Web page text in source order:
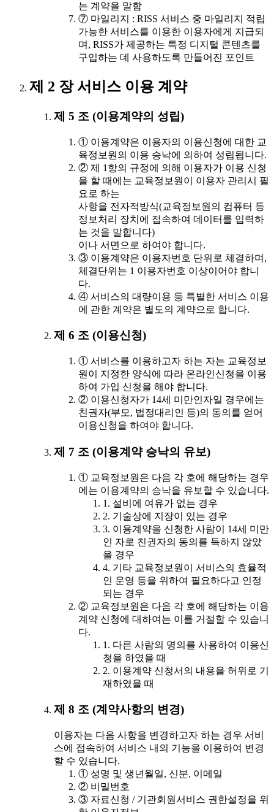
는 계약을 말함
⑦ 마일리지 : RISS 서비스 중 마일리지 적립
가능한 서비스를 이용한 이용자에게 지급되
며, RISS가 제공하는 특정 디지털 콘텐츠를
구입하는 데 사용하도록 만들어진 포인트
제 2 장 서비스 이용 계약
제 5 조 (이용계약의 성립)
① 이용계약은 이용자의 이용신청에 대한 교
육정보원의 이용 승낙에 의하여 성립됩니다.
② 제 1항의 규정에 의해 이용자가 이용 신청
을 할 때에는 교육정보원이 이용자 관리시 필
요로 하는
사항을 전자적방식(교육정보원의 컴퓨터 등
정보처리 장치에 접속하여 데이터를 입력하
는 것을 말합니다)
이나 서면으로 하여야 합니다.
③ 이용계약은 이용자번호 단위로 체결하며,
체결단위는 1 이용자번호 이상이어야 합니
다.
④ 서비스의 대량이용 등 특별한 서비스 이용
에 관한 계약은 별도의 계약으로 합니다.
제 6 조 (이용신청)
① 서비스를 이용하고자 하는 자는 교육정보
원이 지정한 양식에 따라 온라인신청을 이용
하여 가입 신청을 해야 합니다.
② 이용신청자가 14세 미만인자일 경우에는
친권자(부모, 법정대리인 등)의 동의를 얻어
이용신청을 하여야 합니다.
제 7 조 (이용계약 승낙의 유보)
① 교육정보원은 다음 각 호에 해당하는 경우
에는 이용계약의 승낙을 유보할 수 있습니다.
1. 설비에 여유가 없는 경우
2. 기술상에 지장이 있는 경우
3. 이용계약을 신청한 사람이 14세 미만
인 자로 친권자의 동의를 득하지 않았
을 경우
4. 기타 교육정보원이 서비스의 효율적
인 운영 등을 위하여 필요하다고 인정
되는 경우
② 교육정보원은 다음 각 호에 해당하는 이용
계약 신청에 대하여는 이를 거절할 수 있습니
다.
1. 다른 사람의 명의를 사용하여 이용신
청을 하였을 때
2. 이용계약 신청서의 내용을 허위로 기
재하였을 때
제 8 조 (계약사항의 변경)
이용자는 다음 사항을 변경하고자 하는 경우 서비
스에 접속하여 서비스 내의 기능을 이용하여 변경
할 수 있습니다.
① 성명 및 생년월일, 신분, 이메일
② 비밀번호
③ 자료신청 / 기관회원서비스 권한설정을 위